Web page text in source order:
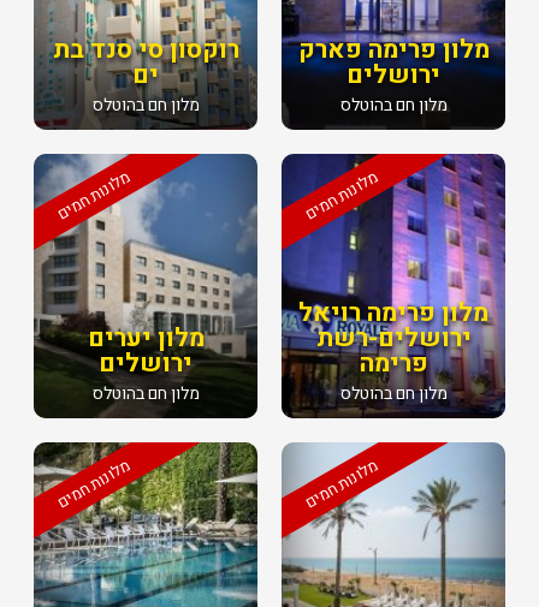
רוקסון סי סנד בת
ים
מלון חם בהוטלס
מלון פרימה פארק
ירושלים
מלון חם בהוטלס
מלונות חמים
מלון יערים
ירושלים
מלון חם בהוטלס
מלונות חמים
מלון פרימה רויאל
ירושלים-רשת
פרימה
מלון חם בהוטלס
מלונות חמים מלונות חמים